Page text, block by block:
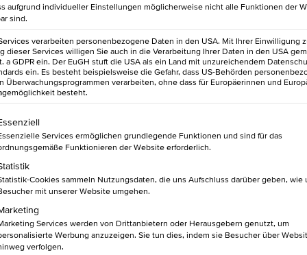
Carsten
Dozent bei der HKBiS
aufgrund individueller Einstellungen möglicherweise nicht alle Funktionen der
sind.
verarbeiten personenbezogene Daten in den USA. Mit Ihrer Einwilligung
dieser Services willigen Sie auch in die Verarbeitung Ihrer Daten in den USA
a GDPR ein. Der EuGH stuft die USA als ein Land mit unzureichendem
ein. Es besteht beispielsweise die Gefahr, dass US-Behörden
Überwachungsprogrammen verarbeiten, ohne dass für Europäerinnen und
besteht.
eine Liste der Service-Gruppen, für die eine Einwilligung
Services ermöglichen grundlegende Funktionen und sind für das
Funktionieren der Website erforderlich.
Cookies sammeln Nutzungsdaten, die uns Aufschluss darüber geben, wie
mit unserer Website umgehen.
Services werden von Drittanbietern oder Herausgebern genutzt, um
Werbung anzuzeigen. Sie tun dies, indem sie Besucher über
verfolgen.